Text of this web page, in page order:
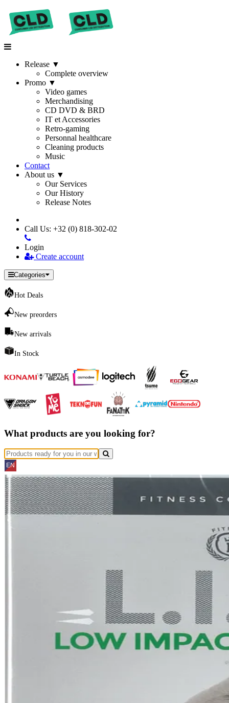
Release ▼
Complete overview
Promo ▼
Video games
Merchandising
CD DVD & BRD
IT et Accessories
Retro-gaming
Personnal healthcare
Cleaning products
Music
Contact
About us ▼
Our Services
Our History
Release Notes
Call Us: +32 (0) 818-302-02
Login
Create account
Categories
Hot Deals
New preorders
New arrivals
In Stock
What products are you looking for?